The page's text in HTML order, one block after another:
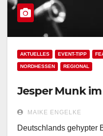
AKTUELLES EVENT-TIPP
NORDHESSEN REGIONAL
Jesper Munk
MAIKE ENGELKE
Deutschlands gehypter